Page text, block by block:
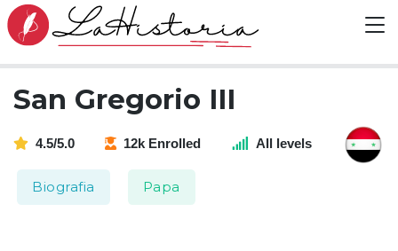
San Gregorio III
4.5/5.0 12k Enrolled All levels
Biografia Papa